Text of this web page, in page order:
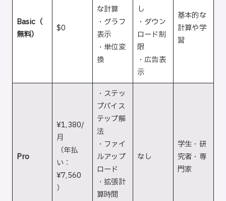
Basic（
無料）
$0
な計算
・グラフ
表示
・単位変
換
し
・ダウン
ロード制
限
・広告表
示
基本的な
計算や学
習
Pro
¥1,380/
月
（年払
い：
¥7,560
）
・ステッ
プバイス
テップ解
法
・ファイ
ルアップ
ロード
・拡張計
算時間
なし
学生・研
究者・専
門家